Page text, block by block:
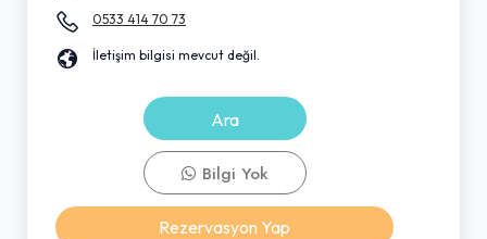
0533 414 70 73
İletişim bilgisi mevcut değil.
Ara
Bilgi Yok
Rezervasyon Yap